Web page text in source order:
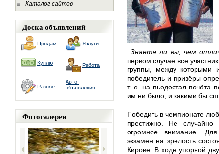
Каталог сайтов
Доска объявлений
Продам Услуги
Куплю Работа
Разное
Авто-
объявления
Фотогалерея
Знаете ли вы, чем
первом случае все
группы, между которыми
победитель и призёры
т. е. на пьедестал почёта
им ни было, и какими бы
Победить в чемпионате
престижно. Не случайно
огромное внимание.
экзамен на зрелость
Кирове. В ходе упорной